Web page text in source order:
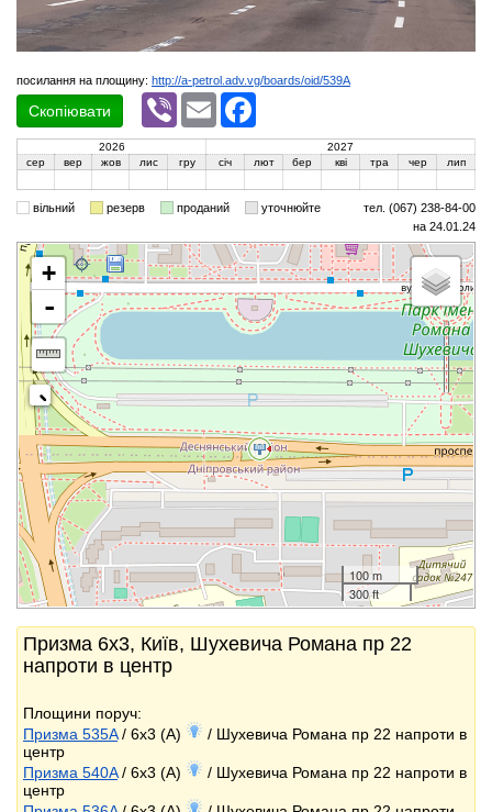
посилання на площину: http://a-petrol.adv.vg/boards/oid/539A
Скопіювати
Viber Email
2026
2027
сер
вер жов лис гру січ лют бер кві тра чер лип
вільний резерв проданий уточнюйте
тел. (067) 238-84-00
на 24.01.24
+
-
100 m
300 ft
Призма 6x3, Київ, Шухевича Романа пр 22
напроти в центр
Площини поруч:
Призма 535A/ 6x3 (A)
/ Шухевича Романа пр 22 напроти в
центр
Призма 540A/ 6x3 (A)
/ Шухевича Романа пр 22 напроти в
центр